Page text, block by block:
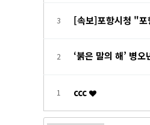
3 [속보]포항시청 "포
2 ‘붉은 말의 해’ 병
1 ccc